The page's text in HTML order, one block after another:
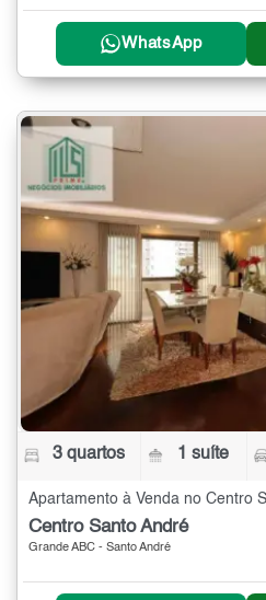
WhatsApp
3 quartos 1 suíte
Centro Santo André
Grande ABC - Santo André